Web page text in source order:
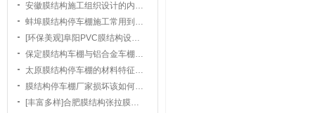
安徽膜结构施工组织设计的内…
蚌埠膜结构停车棚施工常用到…
[环保美观]阜阳PVC膜结构设…
保定膜结构车棚与铝合金车棚…
太原膜结构停车棚的材料特征…
膜结构停车棚厂家损坏该如何…
[丰富多样]合肥膜结构张拉膜…